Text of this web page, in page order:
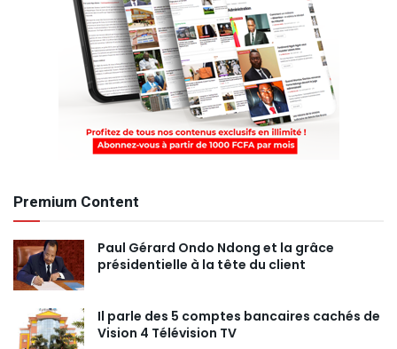
Premium Content
Paul Gérard Ondo Ndong et la grâce
présidentielle à la tête du client
Il parle des 5 comptes bancaires cachés de
Vision 4 Télévision TV